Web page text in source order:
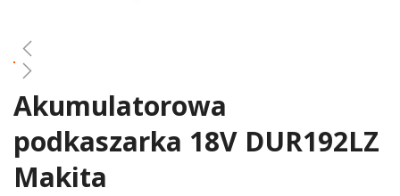
Skip
the
beginning
of
Akumulatorowa
podkaszarka 18V DUR192LZ
Makita